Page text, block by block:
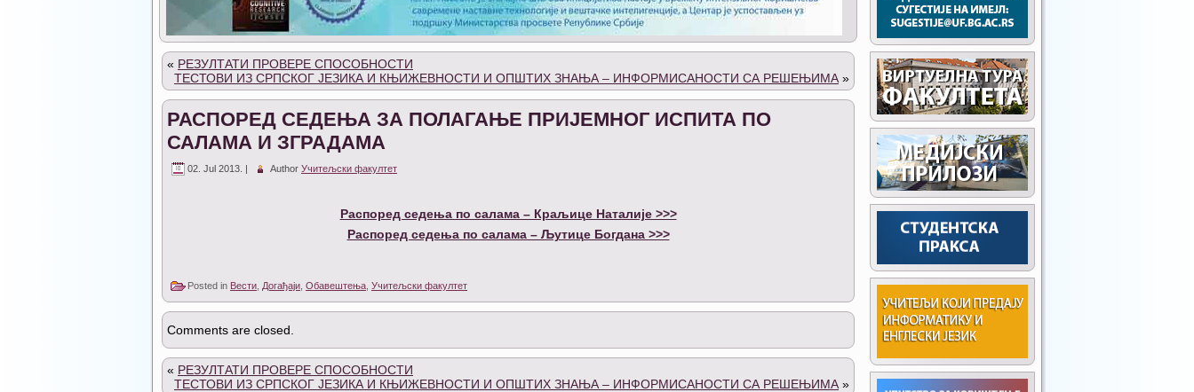
« РЕЗУЛТАТИ ПРОВЕРЕ СПОСОБНОСТИ
ТЕСТОВИ ИЗ СРПСКОГ ЈЕЗИКА И КЊИЖЕВНОСТИ И ОПШТИХ ЗНАЊА – ИНФОРМИСАНОСТИ СА РЕШЕЊИМА »
РАСПОРЕД СЕДЕЊА ЗА ПОЛАГАЊЕ ПРИЈЕМНОГ ИСПИТА ПО
САЛАМА И ЗГРАДАМА
02. Jul 2013. | Author Учитељски факултет
Распоред седења по салама – Краљице Наталије >>>
Распоред седења по салама – Љутице Богдана >>>
Posted in Вести Догађаји Обавештења Учитељски факултет
Comments are closed.
« РЕЗУЛТАТИ ПРОВЕРЕ СПОСОБНОСТИ
ТЕСТОВИ ИЗ СРПСКОГ ЈЕЗИКА И КЊИЖЕВНОСТИ И ОПШТИХ ЗНАЊА – ИНФОРМИСАНОСТИ СА РЕШЕЊИМА »